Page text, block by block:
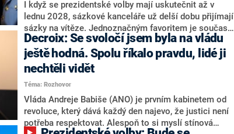
Zdeněk Nytra redakci řekl, že počítá s odchodem
některých senátorů z klubu a že Naše Česko není
nepřítel, ale soupeř.
I když se prezidentské volby mají uskutečnit až v
lednu 2028, sázkové kanceláře už delší dobu přijímají
sázky na vítěze. Jednoznačným favoritem je současná
hlava státu Petr Pavel. Daleko za ním pak bookmakeři
zmiňují dva výrazné politiky ANO, tedy premiéra
Andreje Babiše a ministra průmyslu Karla Havlíčka.
Oblíbeným tipem samotných sázkařů je poslanec za
Motoristy Filip Turek. Politolog Jan Kubáček nicméně
o případné kandidatuře kohokoliv ze zmíněné trojice
značně pochybuje. Podle něj současná koalice dosud
nemá osobu, která by Pavlovi mohla konkurovat.
Decroix: Se svoločí jsem byla na vládu
ještě hodná. Spolu říkalo pravdu, lidé ji
nechtěli vidět
Téma: Rozhovor
Vláda Andreje Babiše (ANO) je prvním kabinetem od
revoluce, který dává každý den najevo, že justici není
potřeba respektovat. Alespoň to si myslí stínová